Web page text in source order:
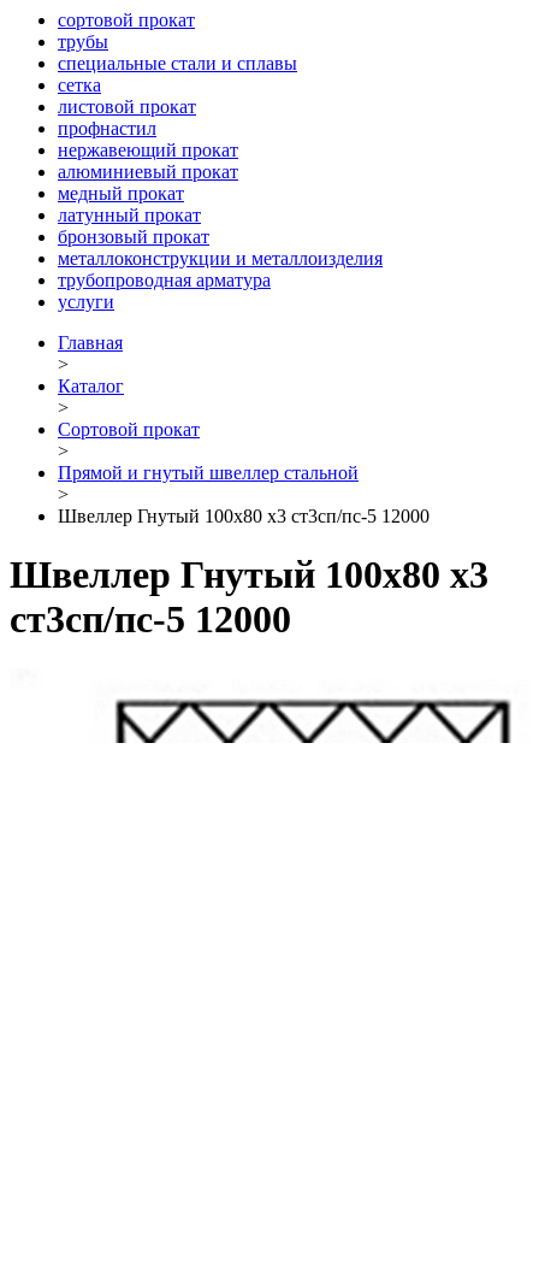
сортовой прокат
трубы
специальные стали и сплавы
сетка
листовой прокат
профнастил
нержавеющий прокат
алюминиевый прокат
медный прокат
латунный прокат
бронзовый прокат
металлоконструкции и металлоизделия
трубопроводная арматура
услуги
Главная
>
Каталог
>
Сортовой прокат
>
Прямой и гнутый швеллер стальной
>
Швеллер Гнутый 100х80 х3 ст3сп/пс-5 12000
Швеллер Гнутый 100х80 х3
ст3сп/пс-5 12000